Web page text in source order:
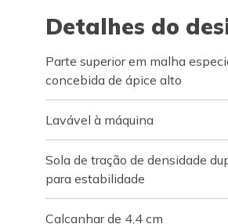
Detalhes do
Parte superior em malha
concebida de ápice alto
Lavável à máquina
Sola de tração de densidade
para estabilidade
Calcanhar de 4,4 cm